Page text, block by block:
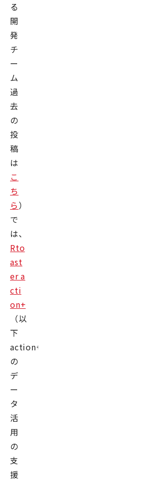
る
開
発
チ
ー
ム
過
去
の
投
稿
は
こ
ち
ら）
で
は、
Rto
ast
er a
cti
on+
（以
下
action+）
の
デ
ー
タ
活
用
の
支
援